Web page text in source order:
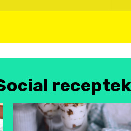
receptek